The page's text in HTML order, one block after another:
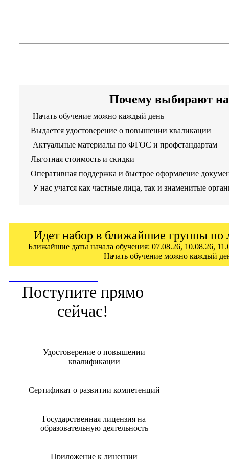
Почему выбирают
Начать обучение можно каждый день
Выдается удостоверение о повышении кваликации
Актуальные материалы по ФГОС и профстандартам
Льготная стоимость и скидки
Оперативная поддержка и быстрое оформление
У нас учатся как частные лица, так и знаменитые
Идет набор в ближайшие группы по
Ближайшие даты начала обучения: 07.08.26, 10.08.26,
Начать обучение можно каждый
Поступите прямо
сейчас!
Удостоверение о повышении
квалификации
Сертификат о развитии компетенций
Государственная лицензия на
образовательную деятельность
Приложение к лицензии